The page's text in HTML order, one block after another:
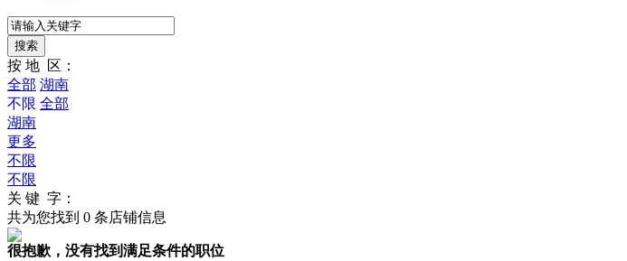
按 地 区：
全部 湖南
不限 全部
湖南
更多
不限
不限
关 键 字：
共为您找到 0 条店铺信息
很抱歉，没有找到满足条件的职位